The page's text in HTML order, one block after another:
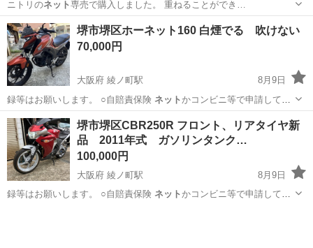
ニトリのネット専売で購入しました。 重ねることができ…
神奈川 川崎市 矢向駅 収納家具
堺市堺区ホーネット160 白煙でる 吹けない
70,000円
大阪府 綾ノ町駅
8月9日
録等はお願いします。 ○自賠責保険 ネットかコンビニ等で申請してく
ださい。 ○下…
大阪 堺市 綾ノ町駅 バッテリー
堺市堺区CBR250R フロント、リアタイヤ新
品 2011年式 ガソリンタンク…
100,000円
大阪府 綾ノ町駅
8月9日
録等はお願いします。 ○自賠責保険 ネットかコンビニ等で申請してく